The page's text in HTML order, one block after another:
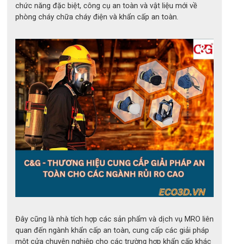
ĐẶC ĐIỂM NỔI BẬT CỦA THẢM CÁCH
Thảm cách điện cao cấp CG-JYD được thiết kế theo tiêu
chức năng đặc biệt, công cụ an toàn và vật liệu mới về
phòng cháy chữa cháy điện và khẩn cấp an toàn.
Đây cũng là nhà tích hợp các sản phẩm và dịch vụ MRO liên
quan đến ngành khẩn cấp an toàn, cung cấp các giải pháp
một cửa chuyên nghiệp cho các trường hợp khẩn cấp khác